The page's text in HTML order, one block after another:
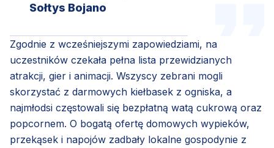
Sołtys Bojano
Zgodnie z wcześniejszymi zapowiedziami, na
uczestników czekała pełna lista przewidzianych
atrakcji, gier i animacji. Wszyscy zebrani mogli
skorzystać z darmowych kiełbasek z ogniska, a
najmłodsi częstowali się bezpłatną watą cukrową oraz
popcornem. O bogatą ofertę domowych wypieków,
przekąsek i napojów zadbały lokalne gospodynie z